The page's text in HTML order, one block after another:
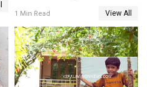
മുഖ്യാതിഥിയായി
മോഹൻലാൽ
1 Min Read View All